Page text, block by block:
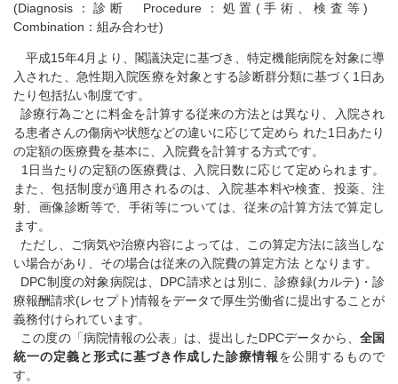
(Diagnosis：診断 Procedure：処置(手術、検査等)
Combination：組み合わせ)
平成15年4月より、閣議決定に基づき、特定機能病院を対象に導
入された、急性期入院医療を対象とする診断群分類に基づく1日あ
たり包括払い制度です。
診療行為ごとに料金を計算する従来の方法とは異なり、入院され
る患者さんの傷病や状態などの違いに応じて定めら れた1日あたり
の定額の医療費を基本に、入院費を計算する方式です。
1日当たりの定額の医療費は、入院日数に応じて定められます。
また、包括制度が適用されるのは、入院基本料や検査、投薬、注
射、画像診断等で、手術等については、従来の計算方法で算定し
ます。
ただし、ご病気や治療内容によっては、この算定方法に該当しな
い場合があり、その場合は従来の入院費の算定方法 となります。
DPC制度の対象病院は、DPC請求とは別に、診療録(カルテ)・診
療報酬請求(レセプト)情報をデータで厚生労働省に提出することが
義務付けられています。
この度の「病院情報の公表」は、提出したDPCデータから、 全国
統一の定義と形式に基づき作成した診療情報を公開するもので
す。